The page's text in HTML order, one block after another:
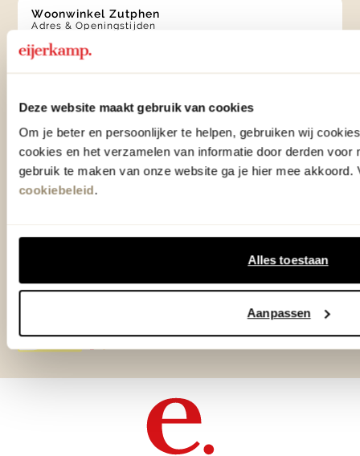
Deze website maakt gebruik van cookies
Om je beter en persoonlijker te helpen, gebruiken wij
cookies en het verzamelen van informatie door derden voor
gebruik te maken van onze website ga je hier mee akkoord.
cookiebeleid.
Alles toestaan
Aanpassen
Woonwinkel Zutphen
Adres & Openingstijden
Woonwinkel Veenendaal
Outlet Zutphen
Klantenservice
Over Eijerkamp
TrustScore4.7